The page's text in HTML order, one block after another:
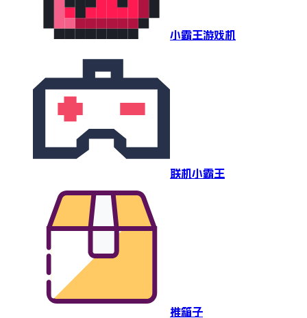
小霸王游戏机
联机小霸王
推箱子